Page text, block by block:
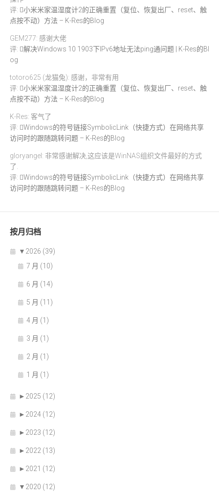
评:
小米米家温湿度计2的正确重置（复位、恢复出厂、reset、触
点按不动）方法 – K-Res的Blog
GEM277: 感谢大佬
评:
解决Windows 10 1903下IPv6地址无法ping通问题 | K-Res的Bl
og
totoro625 (龙猫兔): 感谢，非常有用
评:
小米米家温湿度计2的正确重置（复位、恢复出厂、reset、触
点按不动）方法 – K-Res的Blog
K-Res: 客气了
评:
Windows的符号链接SymbolicLink（快捷方式）在网络共享
访问时的跟随跳转问题 – K-Res的Blog
gloryangel: 非常感谢解决,这应该是WinNAS组织文件最好的方式
了.
评:
Windows的符号链接SymbolicLink（快捷方式）在网络共享
访问时的跟随跳转问题 – K-Res的Blog
按月归档
▼ 2026 (39)
7 月 (10)
6 月 (14)
5 月 (11)
4 月 (1)
3 月 (1)
2 月 (1)
1 月 (1)
► 2025 (12)
► 2024 (12)
► 2023 (12)
► 2022 (13)
► 2021 (12)
▼ 2020 (12)